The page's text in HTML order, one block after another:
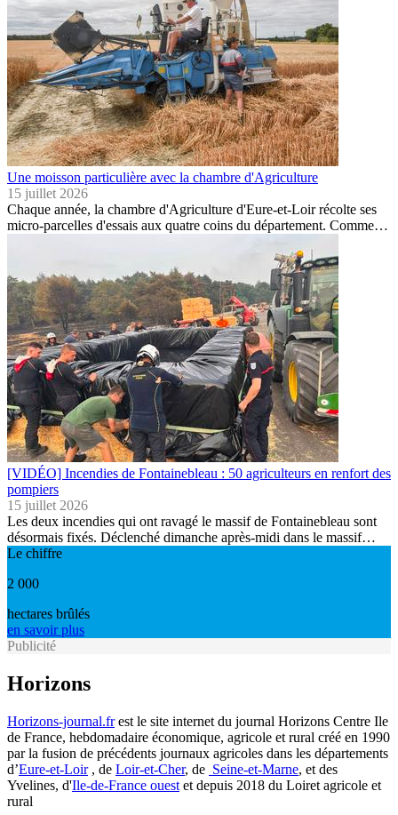
Une moisson particulière avec la chambre d'Agriculture
15 juillet 2026
Chaque année, la chambre d'Agriculture d'Eure-et-Loir récolte ses
micro-parcelles d'essais aux quatre coins du département. Comme…
[VIDÉO] Incendies de Fontainebleau : 50 agriculteurs en renfort des
pompiers
15 juillet 2026
Les deux incendies qui ont ravagé le massif de Fontainebleau sont
désormais fixés. Déclenché dimanche après-midi dans le massif…
Le chiffre
2 000
hectares brûlés
en savoir plus
Publicité
Horizons
Horizons-journal.frest le site internet du journal Horizons Centre Ile
de France, hebdomadaire économique, agricole et rural créé en 1990
par la fusion de précédents journaux agricoles dans les départements
d’Eure-et-Loir, de Loir-et-Cher, de Seine-et-Marne, et des
Yvelines, d'Ile-de-France ouest et depuis 2018 du Loiret agricole et
rural